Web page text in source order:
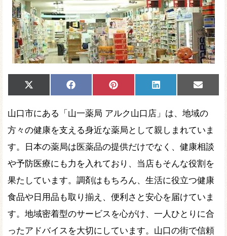
Share
on
X
(Twitter)
Share
on
Facebook Share
on
Pinterest Share
on
LinkedIn
Share
on
Email
山口市にある「山一薬局 アルク山口店」は、地域の
方々の健康を支える身近な薬局として親しまれていま
す。日本の薬局は医薬品の提供だけでなく、健康相談
や予防医療にも力を入れており、当店もそんな役割を
果たしています。調剤はもちろん、生活に役立つ健康
食品や日用品も取り揃え、便利さと安心を届けていま
す。地域密着型のサービスを心がけ、一人ひとりに合
ったアドバイスを大切にしています。山口の街で信頼